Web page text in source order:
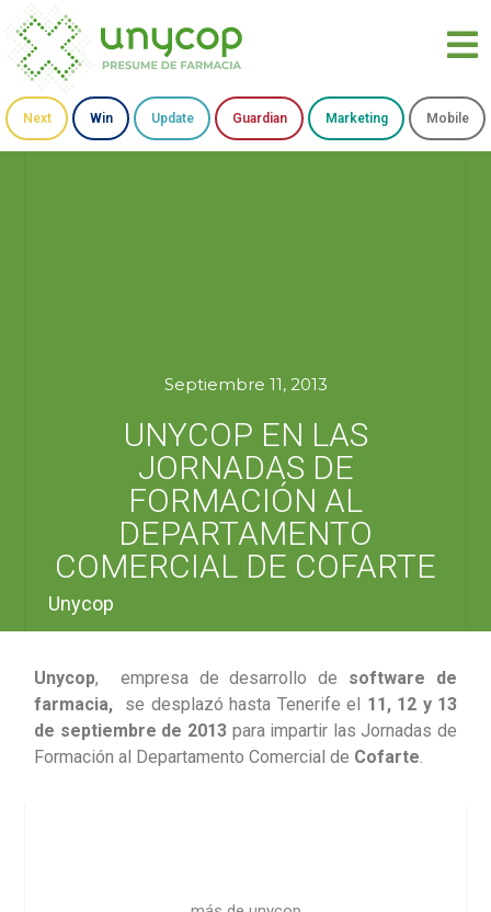
Next Win Update Guardian Marketing Mobile
Septiembre 11, 2013
UNYCOP EN LAS
JORNADAS DE
FORMACIÓN AL
DEPARTAMENTO
COMERCIAL DE COFARTE
Unycop
Unycop, empresa de desarrollo de software de
farmacia,
se desplazó hasta Tenerife el 11, 12 y 13
de septiembre de 2013para impartir las Jornadas de
Formación al Departamento Comercial de Cofarte